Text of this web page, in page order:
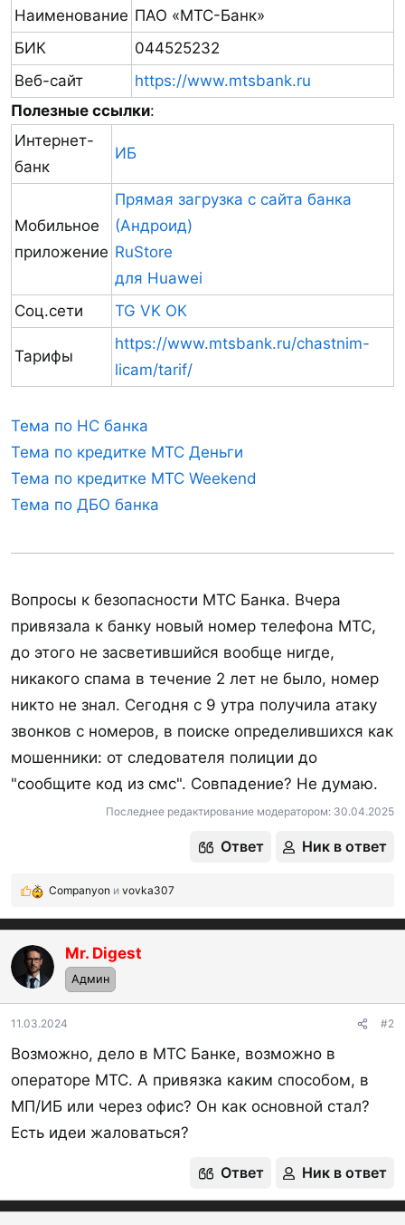
Наименование ПАО «МТС-Банк»
БИК
044525232
Веб-сайт
https://www.mtsbank.ru
Полезные ссылки:
Интернет-
банк
ИБ
Мобильное
приложение
Прямая загрузка с сайта банка
(Андроид)
RuStore
для Huawei
Соц.сети
TG VK ОК
Тарифы
https://www.mtsbank.ru/chastnim-
licam/tarif/
Тема по НС банка
Тема по кредитке МТС Деньги
Тема по кредитке МТС Weekend
Тема по ДБО банка
Вопросы к безопасности МТС Банка. Вчера
привязала к банку новый номер телефона МТС,
до этого не засветившийся вообще нигде,
никакого спама в течение 2 лет не было, номер
никто не знал. Сегодня с 9 утра получила атаку
звонков с номеров, в поиске определившихся как
мошенники: от следователя полиции до
"сообщите код из смс". Совпадение? Не думаю.
Последнее редактирование модератором: 30.04.2025
Ответ Ник в ответ
Р
е
а
к
ц
и
и
:
Companyon и vovka307
Mr. Digest
Админ
11.03.2024 #2
Возможно, дело в МТС Банке, возможно в
операторе МТС. А привязка каким способом, в
МП/ИБ или через офис? Он как основной стал?
Есть идеи жаловаться?
Ответ Ник в ответ